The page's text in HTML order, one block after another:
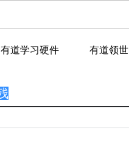
有道学习硬件 有道领世